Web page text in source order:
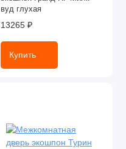
вуд глухая
13265 ₽
Купить